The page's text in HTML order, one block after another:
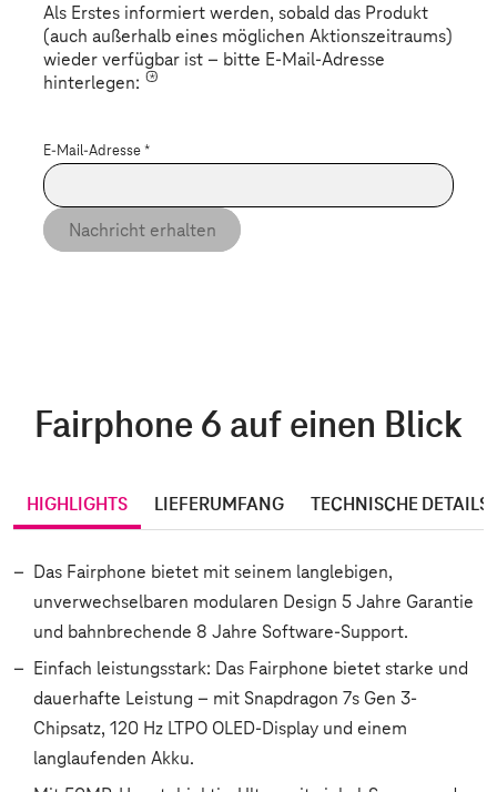
Als Erstes informiert werden, sobald das Produkt
(auch außerhalb eines möglichen Aktionszeitraums)
wieder verfügbar ist – bitte E-Mail-Adresse
hinterlegen: *
E-Mail-Adresse*
Nachricht erhalten
Fairphone 6 auf einen Blick
HIGHLIGHTS LIEFERUMFANG TECHNISCHE DETAILS
Das Fairphone bietet mit seinem langlebigen,
unverwechselbaren modularen Design 5 Jahre Garantie
und bahnbrechende 8 Jahre Software-Support.
Einfach leistungsstark: Das Fairphone bietet starke und
dauerhafte Leistung – mit Snapdragon 7s Gen 3-
Chipsatz, 120 Hz LTPO OLED-Display und einem
langlaufenden Akku.